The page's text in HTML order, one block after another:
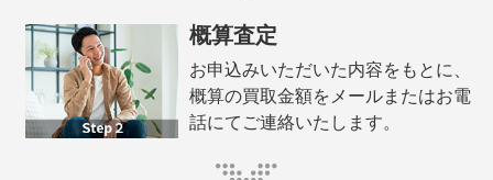
概算査定
お申込みいただいた内容をもとに、
概算の買取金額をメールまたはお電
話にてご連絡いたします。